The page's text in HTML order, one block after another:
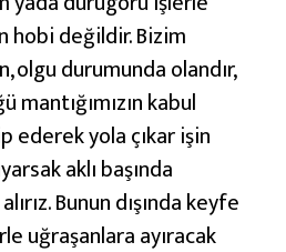
hobi değildir. Bizim
olgu durumunda olandır,
kabul
ederek yola çıkar işin
aklı başında
Bunun dışında keyfe
uğraşanlara ayıracak